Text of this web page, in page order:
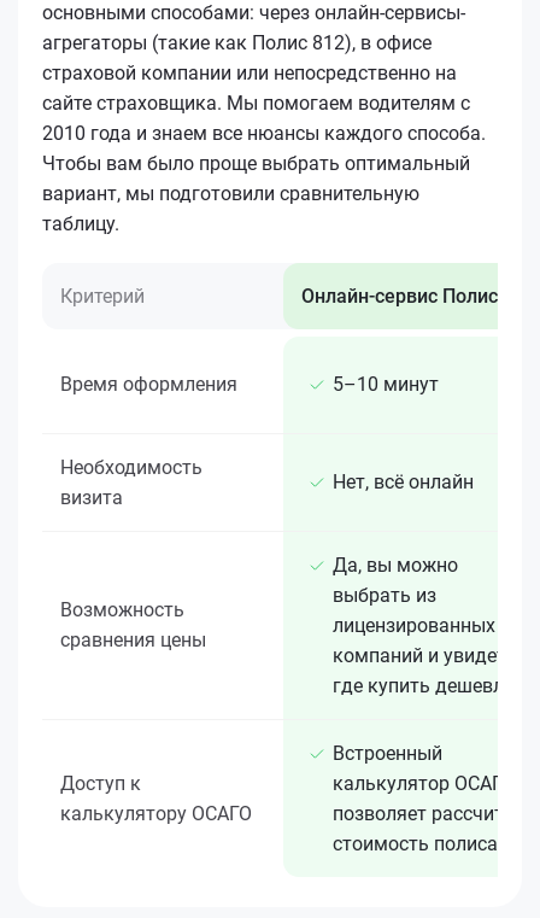
основными способами: через онлайн-сервисы-
агрегаторы (такие как Полис 812), в офисе
страховой компании или непосредственно на
сайте страховщика. Мы помогаем водителям с
2010 года и знаем все нюансы каждого способа.
Чтобы вам было проще выбрать оптимальный
вариант, мы подготовили сравнительную
таблицу.
Критерий Онлайн-сервис Полис 812
Время оформления 5–10 минут
Необходимость
визита
Нет, всё онлайн
Возможность
сравнения цены
Да, вы можно
выбрать из
лицензированных 15+
компаний и увидеть,
где купить дешевле
Доступ к
калькулятору ОСАГО
Встроенный
калькулятор ОСАГО
позволяет рассчитать
стоимость полиса